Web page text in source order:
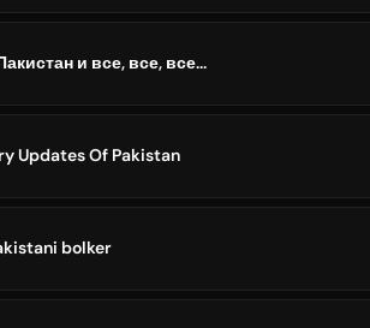
и все, все, все...
Updates Of Pakistan
bolker